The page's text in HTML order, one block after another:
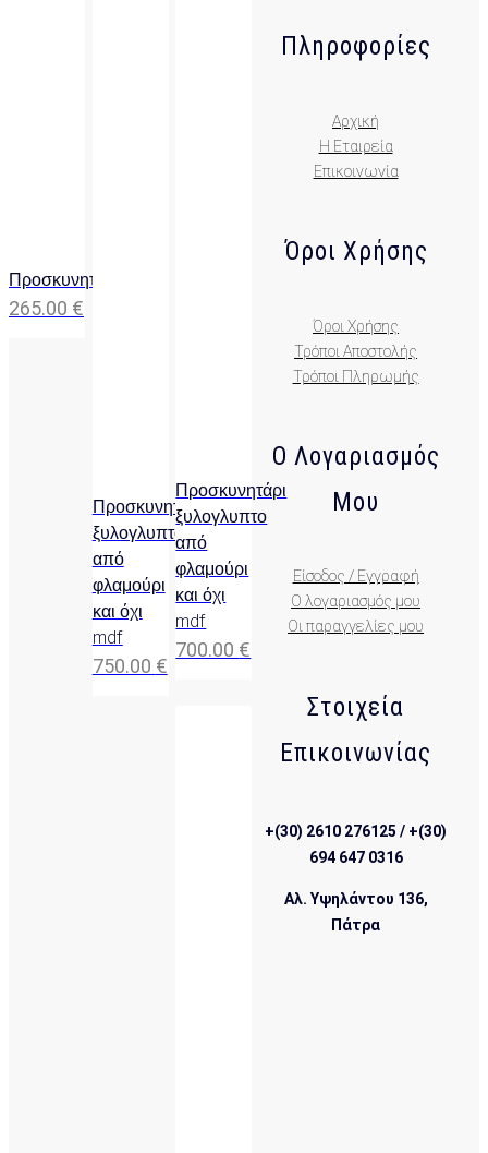
Προσκυνητάρι
265.00 €
Προσκυνητάρι
ξυλογλυπτο
από
φλαμούρι
και όχι
mdf
750.00 €
Προσκυνητάρι
ξυλογλυπτο
από
φλαμούρι
και όχι
mdf
700.00 €
Πληροφορίες
Αρχική
Η Εταιρεία
Επικοινωνία
Όροι Χρήσης
Όροι Χρήσης
Τρόποι Αποστολής
Τρόποι Πληρωμής
Ο Λογαριασμός
Μου
Είσοδος / Εγγραφή
Ο λογαριασμός μου
Οι παραγγελίες μου
Στοιχεία
Επικοινωνίας
+(30) 2610 276125 / +(30)
694 647 0316
Αλ. Υψηλάντου 136,
Πάτρα